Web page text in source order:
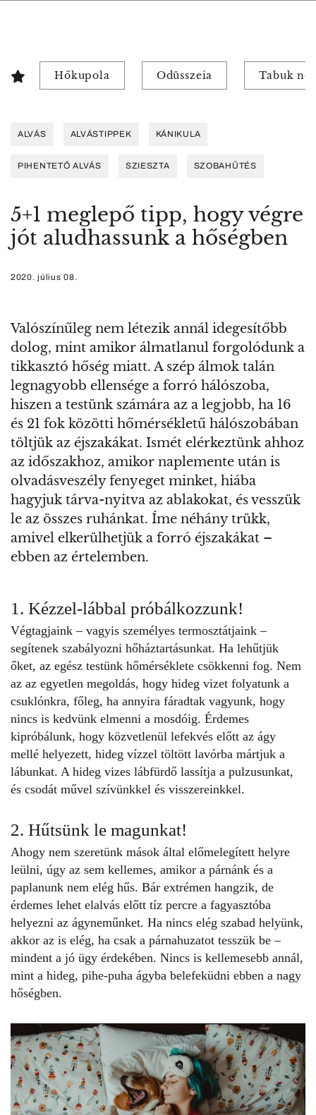
Hőkupola Odüsszeia Tabuk
ALVÁS ALVÁSTIPPEK KÁNIKULA
PIHENTETŐ ALVÁS SZIESZTA SZOBAHŰTÉS
5+1 meglepő tipp, hogy végre
jót aludhassunk a hőségben
2020. július 08.
Valószínűleg nem létezik annál idegesítőbb
dolog, mint amikor álmatlanul forgolódunk a
tikkasztó hőség miatt. A szép álmok talán
legnagyobb ellensége a forró hálószoba,
hiszen a testünk számára az a legjobb, ha 16
és 21 fok közötti hőmérsékletű hálószobában
töltjük az éjszakákat. Ismét elérkeztünk ahhoz
az időszakhoz, amikor naplemente után is
olvadásveszély fenyeget minket, hiába
hagyjuk tárva-nyitva az ablakokat, és vesszük
le az összes ruhánkat. Íme néhány trükk,
amivel elkerülhetjük a forró éjszakákat –
ebben az értelemben.
1. Kézzel-lábbal próbálkozzunk!
Végtagjaink – vagyis személyes termosztátjaink –
segítenek szabályozni hőháztartásunkat. Ha lehűtjük
őket, az egész testünk hőmérséklete csökkenni fog. Nem
az az egyetlen megoldás, hogy hideg vizet folyatunk a
csuklónkra, főleg, ha annyira fáradtak vagyunk, hogy
nincs is kedvünk elmenni a mosdóig. Érdemes
kipróbálunk, hogy közvetlenül lefekvés előtt az ágy
mellé helyezett, hideg vízzel töltött lavórba mártjuk a
lábunkat. A hideg vizes lábfürdő lassítja a pulzusunkat,
és csodát művel szívünkkel és visszereinkkel.
2. Hűtsünk le magunkat!
Ahogy nem szeretünk mások által előmelegített helyre
leülni, úgy az sem kellemes, amikor a párnánk és a
paplanunk nem elég hűs. Bár extrémen hangzik, de
érdemes lehet elalvás előtt tíz percre a fagyasztóba
helyezni az ágyneműnket. Ha nincs elég szabad helyünk,
akkor az is elég, ha csak a párnahuzatot tesszük be –
mindent a jó ügy érdekében. Nincs is kellemesebb annál,
mint a hideg, pihe-puha ágyba belefeküdni ebben a nagy
hőségben.